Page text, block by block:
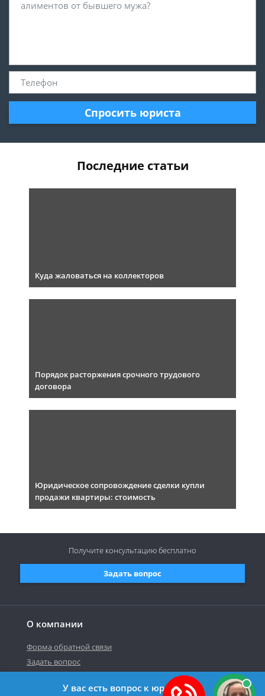
Спросить юриста
Последние статьи
Куда жаловаться на коллекторов
Порядок расторжения срочного трудового
договора
Юридическое сопровождение сделки купли
продажи квартиры: стоимость
О компании
Форма обратной связи
Задать вопрос
Задать вопрос
Получите консультациюбесплатно
У вас есть вопрос к юристу?